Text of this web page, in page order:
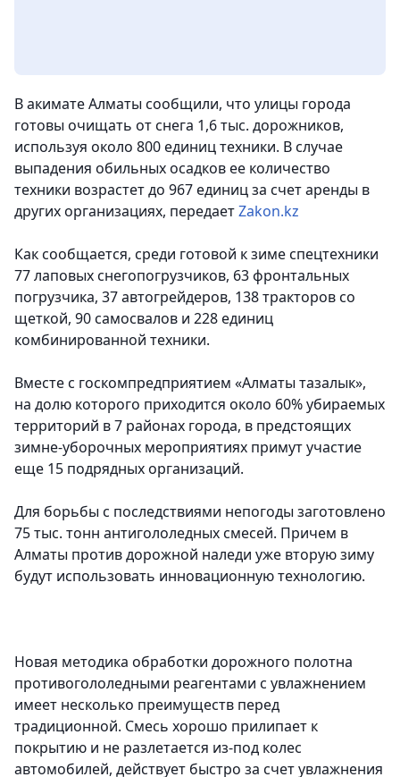
В акимате Алматы сообщили, что улицы города
готовы очищать от снега 1,6 тыс. дорожников,
используя около 800 единиц техники. В случае
выпадения обильных осадков ее количество
техники возрастет до 967 единиц за счет аренды в
других организациях, передаетZakon.kz
Как сообщается, среди готовой к зиме спецтехники
77 лаповых снегопогрузчиков, 63 фронтальных
погрузчика, 37 автогрейдеров, 138 тракторов со
щеткой, 90 самосвалов и 228 единиц
комбинированной техники.
Вместе с госкомпредприятием «Алматы тазалык»,
на долю которого приходится около 60% убираемых
территорий в 7 районах города, в предстоящих
зимне-уборочных мероприятиях примут участие
еще 15 подрядных организаций.
Для борьбы с последствиями непогоды заготовлено
75 тыс. тонн антигололедных смесей. Причем в
Алматы против дорожной наледи уже вторую зиму
будут использовать инновационную технологию.
Новая методика обработки дорожного полотна
противогололедными реагентами с увлажнением
имеет несколько преимуществ перед
традиционной. Смесь хорошо прилипает к
покрытию и не разлетается из-под колес
автомобилей, действует быстро за счет увлажнения